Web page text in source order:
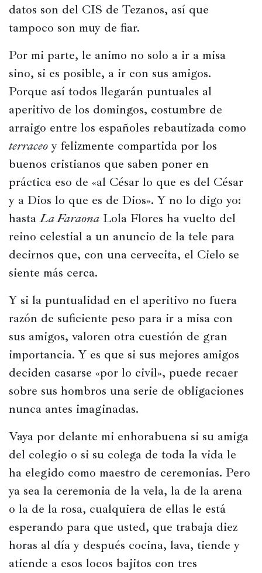
Crítica
Libros
Películas
Ópera,
conciertos
y
Radio,
podcasts,
Internet
Entretenimiento
Bebida
Comida
Historia
Concursos
Viajes
y
Relatos
datos son del CIS de Tezanos, así que
tampoco son muy de fiar.
Por mi parte, le animo no solo a ir a misa
sino, si es posible, a ir con sus amigos.
Porque así todos llegarán puntuales al
aperitivo de los domingos, costumbre de
terraceo y felizmente compartida por los
buenos cristianos que saben poner en
práctica eso de «al César lo que es del César
y a Dios lo que es de Dios». Y no lo digo yo:
hasta La Faraona Lola Flores ha vuelto del
reino celestial a un anuncio de la tele para
decirnos que, con una cervecita, el Cielo se
siente más cerca.
Y si la puntualidad en el aperitivo no fuera
razón de suficiente peso para ir a misa con
sus amigos, valoren otra cuestión de gran
importancia. Y es que si sus mejores amigos
deciden casarse «por lo civil», puede recaer
sobre sus hombros una serie de obligaciones
nunca antes imaginadas.
Vaya por delante mi enhorabuena si su amiga
del colegio o si su colega de toda la vida le
ha elegido como maestro de ceremonias. Pero
ya sea la ceremonia de la vela, la de la arena
o la de la rosa, cualquiera de ellas le está
esperando para que usted, que trabaja diez
horas al día y después cocina, lava, tiende y
atiende a esos locos bajitos con tres